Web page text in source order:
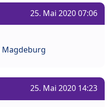
25. Mai 2020 07:06
Magdeburg
25. Mai 2020 14:23